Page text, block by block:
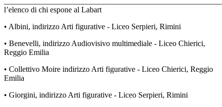
l’elenco di chi espone al Labart
• Albini, indirizzo Arti figurative - Liceo Serpieri, Rimini
• Benevelli, indirizzo Audiovisivo multimediale - Liceo Chierici,
Reggio Emilia
• Collettivo Moire indirizzo Arti figurative - Liceo Chierici, Reggio
Emilia
• Giorgini, indirizzo Arti figurative - Liceo Serpieri, Rimini